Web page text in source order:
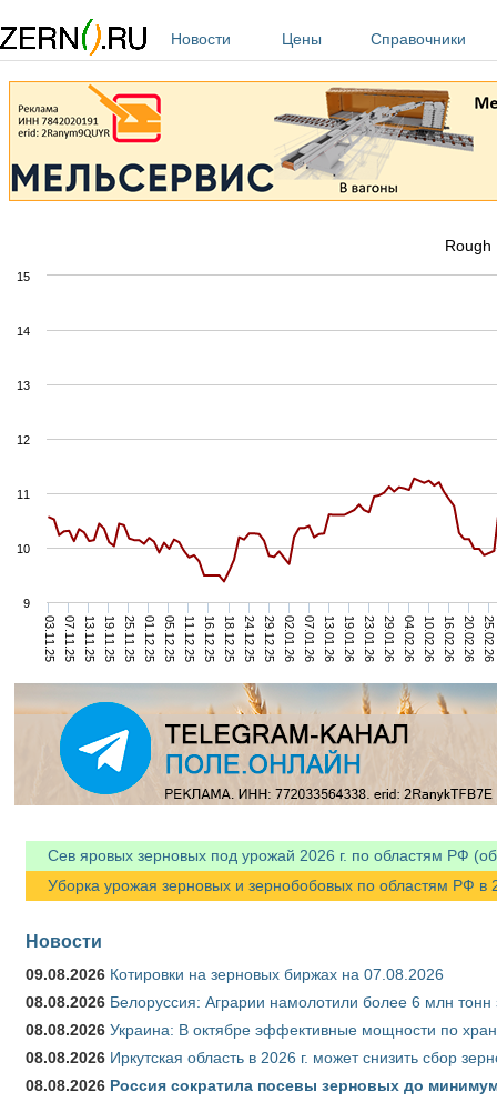
Новости
Цены Справочники
Rough
03.11.25 07.11.25 13.11.25 19.11.25 25.11.25 01.12.25 05.12.25 11.12.25 16.12.25 18.12.25 24.12.25 29.12.25 02.01.26 07.01.26 13.01.26 19.01.26 23.01.26 29.01.26 04.02.26 10.02.26 16.02.26 20.02.26 25.02.26
9
10
11
12
13
14
15
Сев яровых зерновых под урожай 2026 г. по областям РФ
Уборка урожая зерновых и зернобобовых по областям РФ в
Новости
09.08.2026 Котировки на зерновых биржах на 07.08.2026
08.08.2026 Белоруссия: Аграрии намолотили более 6 млн тонн
08.08.2026 Украина: В октябре эффективные мощности по
08.08.2026 Иркутская область в 2026 г. может снизить сбор
08.08.2026 Россия сократила посевы зерновых до